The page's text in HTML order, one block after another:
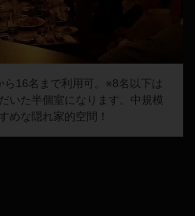
ら16名まで利用可。※8名以下は
いた半個室になります。中規模
めな隠れ家的空間！